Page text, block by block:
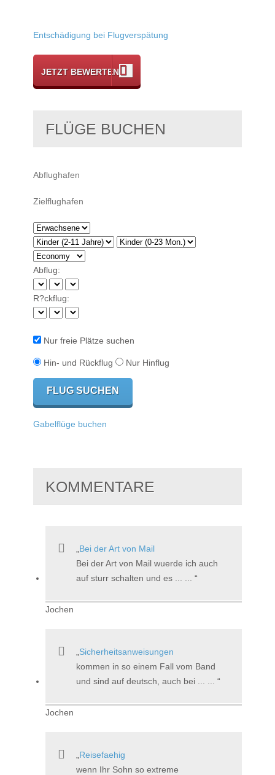
Entschädigung bei Flugverspätung
JETZT BEWERTEN
FLÜGE BUCHEN
Abflug:
R?ckflug:
Nur freie Plätze suchen
Hin- und Rückflug Nur Hinflug
Gabelflüge buchen
KOMMENTARE
Bei der Art von Mail
Bei der Art von Mail wuerde ich auch
auf sturr schalten und es ... ...
Jochen
Sicherheitsanweisungen
kommen in so einem Fall vom Band
und sind auf deutsch, auch bei ... ...
Jochen
Reisefaehig
wenn Ihr Sohn so extreme